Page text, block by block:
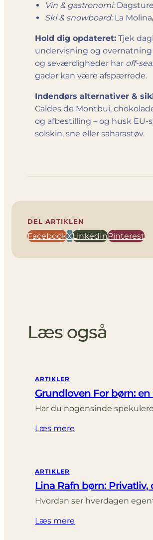
Vin & gastronomi:
Ski & snowboard:La
Hold dig opdateret: Tjek
undervisning og
og seværdigheder har off-
gader kan være afspærrede.
Indendørs alternativer &
Caldes de Montbui,
og afbestilling – og husk
solskin, sne eller saharastøv.
DEL ARTIKLEN
FacebookXLinkedInPinterest
Læs også
ARTIKLER
Grundloven For børn:
Har du nogensinde
Læs mere
ARTIKLER
Lina Rafn børn:
Hvordan ser hverdagen
Læs mere